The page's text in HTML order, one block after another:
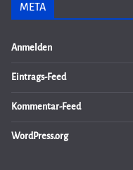
META
Anmelden
Eintrags-Feed
Kommentar-Feed
WordPress.org